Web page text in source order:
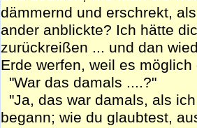
dämmernd und erschrekt,
ander anblickte? Ich hätte
zurückreißen ... und dan
Erde werfen, weil es
"War das damals ....?"
"Ja, das war damals, als
begann; wie du glaubtest,